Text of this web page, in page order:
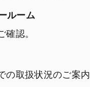
ルーム
確認。
の取扱状況のご案内